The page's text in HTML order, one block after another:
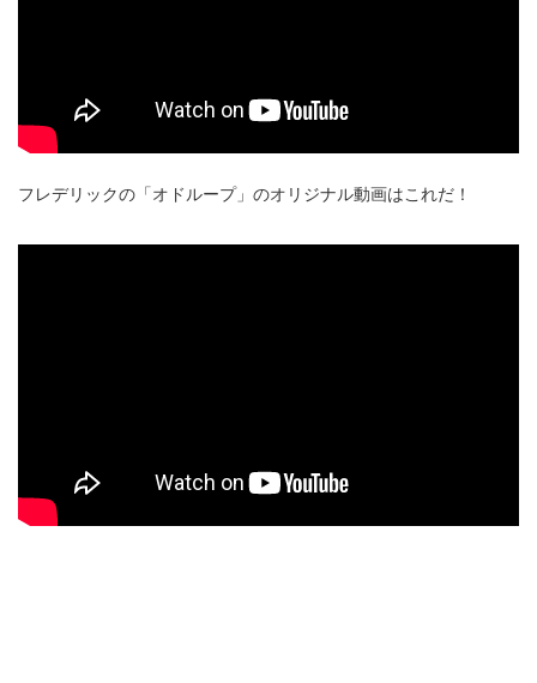
フレデリックの「オドループ」のオリジナル動画はこれだ！